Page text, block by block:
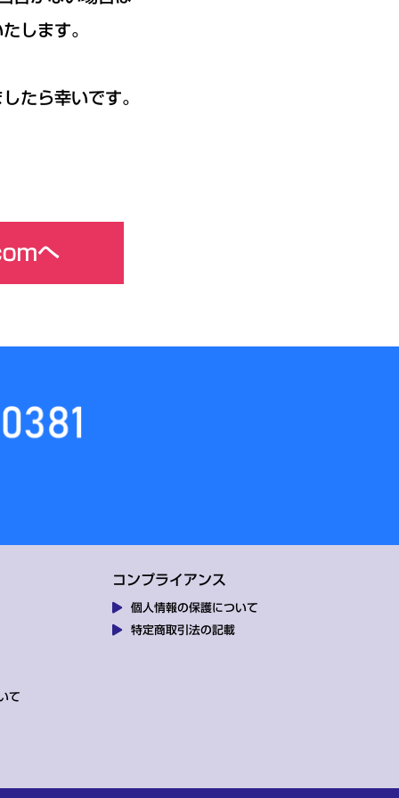
します。
たら幸いです。
て
コンプライアンス
個人情報の保護について
特定商取引法の記載